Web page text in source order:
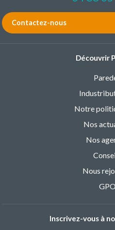
Contactez-nous
Découvrir
Notre
Nos
Nos
Nous
GPO
Inscrivez-vous à